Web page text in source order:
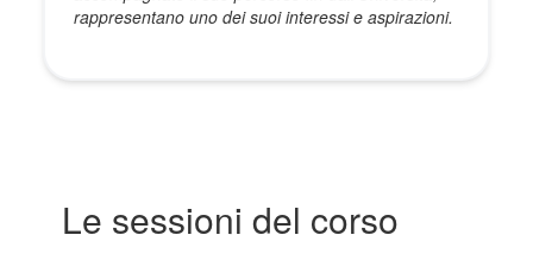
rappresentano uno dei suoi interessi e aspirazioni.
Le sessioni del corso